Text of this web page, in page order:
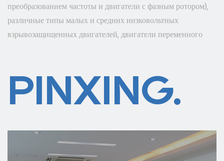
преобразованием частоты и двигатели с фазным ротором),
различные типы малых и средних низковольтных
взрывозащищенных двигателей, двигатели переменного
широко используются в областях добычи угля, металлургии,
цемента, производства бумаги, защиты окружающей среды,
нефти, химии, текстиля, дорожного движения, водного
предприятия. Мы движемся к энергосбережению,
эффективности, защите окружающей среды, комплексной
PINXING.